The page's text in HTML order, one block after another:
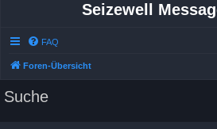
Seizewell
FAQ
Foren-Übersicht
Suche